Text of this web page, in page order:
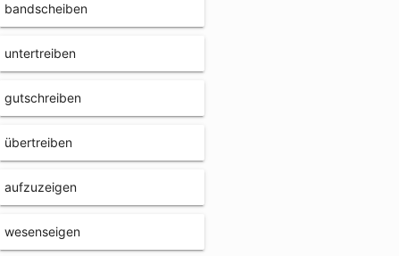
bandscheiben
untertreiben
gutschreiben
übertreiben
aufzuzeigen
wesenseigen